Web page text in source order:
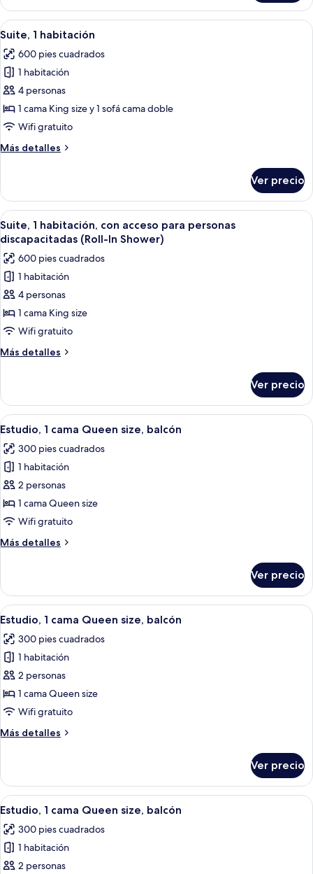
1
habitación
Abrir
todas
las
fotos
de
Suite,
1
Habitación de hotel con sofá, sillón,
6
Suite, 1 habitación
600 pies cuadrados
1 habitación
4 personas
1 cama King size y 1 sofá cama doble
Wifi gratuito
Más detalles
Más
1
habitación
Ver precio
Abrir
todas
las
fotos
de
Suite,
1
habitación,
con
acceso
personas
discapacitadas
(Roll-
In
Shower)
Habitación de hotel con sofá, sillón,
6
Suite, 1 habitación, con acceso para personas
discapacitadas (Roll-In Shower)
600 pies cuadrados
1 habitación
4 personas
1 cama King size
Wifi gratuito
Más detalles
Más
1
habitación,
con
para
personas
discapacitadas
(Roll-
In
Shower)
Ver precio
Abrir
todas
las
fotos
de
Estudio,
1
Queen
Habitación de hotel con una cama
5
Estudio, 1 cama Queen size, balcón
300 pies cuadrados
1 habitación
2 personas
1 cama Queen size
Wifi gratuito
Más detalles
Más
1
cama
Queen
balcón
Ver precio
Abrir
todas
las
fotos
de
Estudio,
1
Queen
Habitación de hotel con una cama
5
Estudio, 1 cama Queen size, balcón
300 pies cuadrados
1 habitación
2 personas
1 cama Queen size
Wifi gratuito
Más detalles
Más
1
cama
Queen
balcón
Ver precio
Abrir
todas
las
fotos
de
Habitación de hotel con una cama
5
Estudio, 1 cama Queen size, balcón
300 pies cuadrados
1 habitación
2 personas